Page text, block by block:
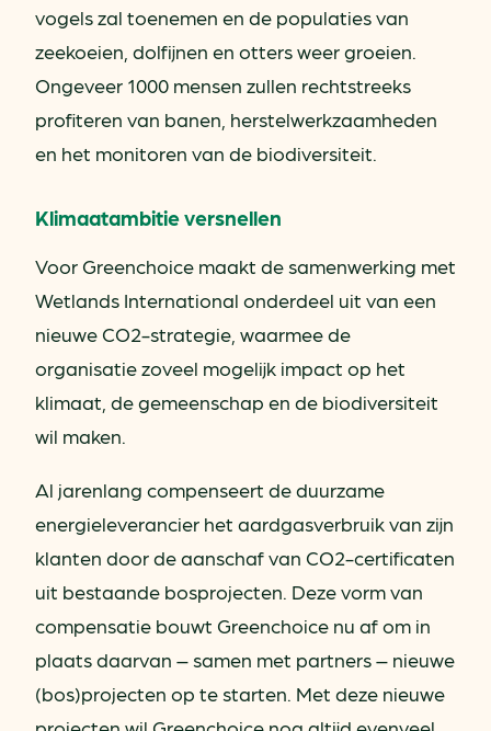
vogels zal toenemen en de populaties van
zeekoeien, dolfijnen en otters weer groeien.
Ongeveer 1000 mensen zullen rechtstreeks
profiteren van banen, herstelwerkzaamheden
en het monitoren van de biodiversiteit.
Klimaatambitie versnellen
Voor Greenchoice maakt de samenwerking met
Wetlands International onderdeel uit van een
nieuwe CO2-strategie, waarmee de
organisatie zoveel mogelijk impact op het
klimaat, de gemeenschap en de biodiversiteit
wil maken.
Al jarenlang compenseert de duurzame
energieleverancier het aardgasverbruik van zijn
klanten door de aanschaf van CO2-certificaten
uit bestaande bosprojecten. Deze vorm van
compensatie bouwt Greenchoice nu af om in
plaats daarvan – samen met partners – nieuwe
(bos)projecten op te starten. Met deze nieuwe